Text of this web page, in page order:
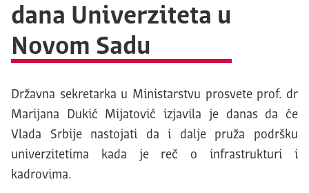
dana Univerziteta u
Novom Sadu
Državna sekretarka u Ministarstvu prosvete prof. dr
Marijana Dukić Mijatović izjavila je danas da će
Vlada Srbije nastojati da i dalje pruža podršku
univerzitetima kada je reč o infrastrukturi i
kadrovima.